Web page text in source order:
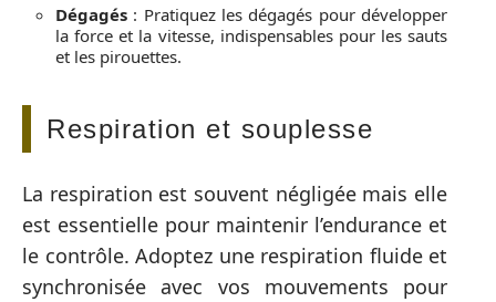
Dégagés : Pratiquez les dégagés pour développer
la force et la vitesse, indispensables pour les sauts
et les pirouettes.
Respiration et souplesse
La respiration est souvent négligée mais elle
est essentielle pour maintenir l’endurance et
le contrôle. Adoptez une respiration fluide et
synchronisée avec vos mouvements pour